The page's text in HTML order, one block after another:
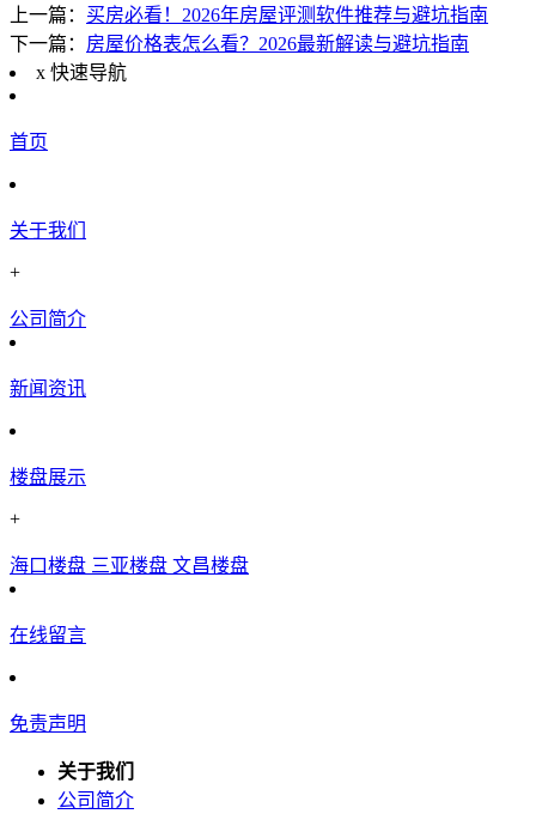
上一篇： 买房必看！2026年房屋评测软件推荐与避坑指南
下一篇： 房屋价格表怎么看？2026最新解读与避坑指南
x 快速导航
首页
关于我们
+
公司简介
新闻资讯
楼盘展示
+
海口楼盘 三亚楼盘 文昌楼盘
在线留言
免责声明
关于我们
公司简介